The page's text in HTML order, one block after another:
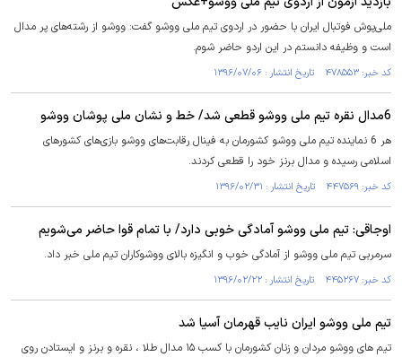
ملی‌پوش فوتبال ایران با حضور در اردوی تیم ملی ووشو گفت: ووشو از رشته‌های پر مدال
است و وظیفه دانستم در این اردو حاضر شوم.
کد خبر: ۴۷۸۵۵۳ تاریخ انتشار : ۱۳۹۶/۰۷/۰۶
6مدال نقره تیم ملی ووشو قطعی شد/ خط و نشان ملی پوشان ووشو
هر 6 نماینده تیم ملی ووشو کشورمان به فینال رقابت‌های ووشو بازی‌های کشورهای
اسلامی رسیده و مدال برنز خود را قطعی کردند.
کد خبر: ۴۴۷۵۶۹ تاریخ انتشار : ۱۳۹۶/۰۲/۳۱
اوجاقی: تیم ملی ووشو آمادگی خوبی دارد/ با تمام قوا حاضر می‌شویم
سرمربی تیم ملی ووشو از آمادگی خوب و انگیزه بالای ووشوکاران تیم ملی خبر داد.
کد خبر: ۴۴۵۲۶۷ تاریخ انتشار : ۱۳۹۶/۰۲/۲۲
تیم ملی ووشو ایران نایب قهرمان آسیا شد
تیم های ووشو مردان و زنان کشورمان با کسب ۱۵ مدال طلا ، نقره و برنز و ایستادن روی